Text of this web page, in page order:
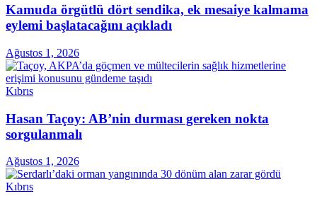
Kamuda örgütlü dört sendika, ek mesaiye kalmama
eylemi başlatacağını açıkladı
Ağustos 1, 2026
Kıbrıs
Hasan Taçoy: AB’nin durması gereken nokta
sorgulanmalı
Ağustos 1, 2026
Kıbrıs